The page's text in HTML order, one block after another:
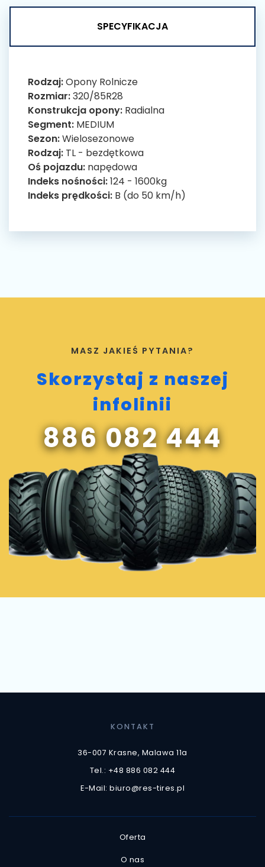
SPECYFIKACJA
Rodzaj:Opony Rolnicze
Rozmiar:320/85R28
Konstrukcja opony: Radialna
Segment: MEDIUM
Sezon:Wielosezonowe
Rodzaj: TL - bezdętkowa
Oś pojazdu: napędowa
Indeks nośności:124 - 1600kg
Indeks prędkości: B (do 50 km/h)
MASZ JAKIEŚ PYTANIA?
Skorzystaj z naszej
infolinii
886 082 444
KONTAKT
36-007 Krasne, Malawa 11a
Tel.: +48 886 082 444
E-Mail: biuro@res-tires.pl
Oferta
O nas